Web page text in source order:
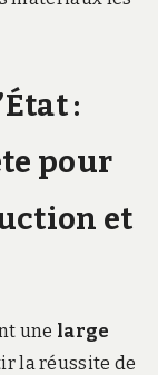
:
pour
et
une large
la réussite de